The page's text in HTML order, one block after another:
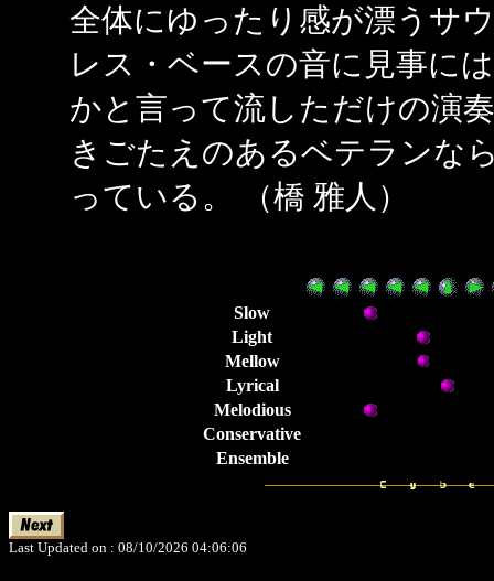
全体にゆったり感が漂うサ
レス・ベースの音に見事に
かと言って流しただけの演
きごたえのあるベテランな
っている。 （橋 雅人）
Slow
Light
Mellow
Lyrical
Melodious
Conservative
Ensemble
Last Updated on : 08/10/2026 04:06:06